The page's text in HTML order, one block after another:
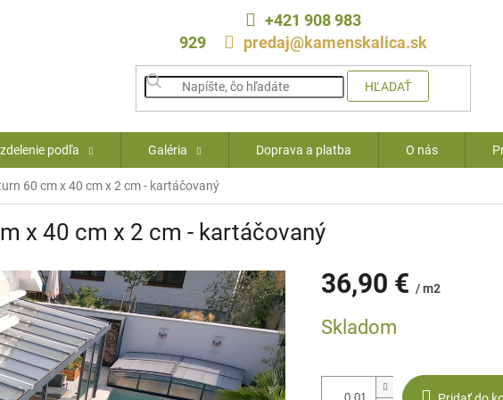
+421 908 983
929
predaj@kamenskalica.sk
HĽADAŤ
podľa Galéria Doprava a platba O nás
60 cm x 40 cm x 2 cm - kartáčovaný
x 40 cm x 2 cm - kartáčovaný
36,90 € / m2
cena:
Skladom